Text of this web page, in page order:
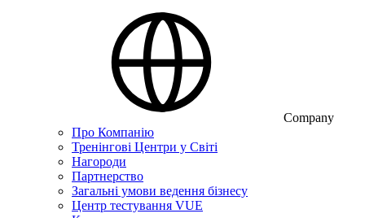
Company
Про Компанію
Тренінгові Центри у Світі
Нагороди
Партнерство
Загальні умови ведення бізнесу
Центр тестування VUE